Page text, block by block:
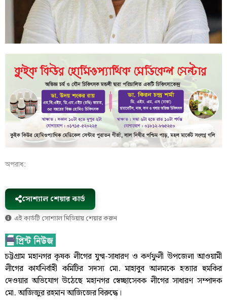
অপরাধ:
সোশ্যাল শেয়ার কার্ড
এই কার্ডটি সোশ্যাল মিডিয়ায় শেয়ার করুন
চট্টগ্রাম মহানগর কৃষক লীগের যুগ্ম-সাধারণ ও কর্ণফুলী উপজেলা আওয়ামী
লীগের কার্যনির্বাহী কমিটির সদস্য মো. মাহাবুব আলমকে হত্যার হুমকির
দেওয়ার অভিযোগ উঠেছে মহানগর স্বেচ্ছাসেবক লীগের সাধারণ সম্পাদক
মো. আজিজুর রহমান আজিজের বিরুদ্ধে।